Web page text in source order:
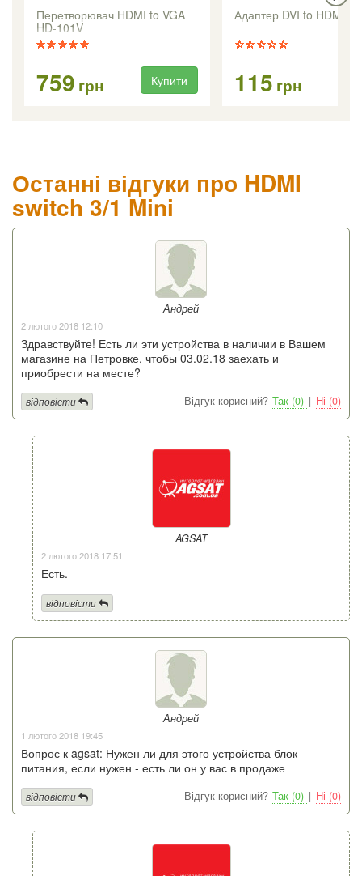
Перетворювач HDMI to VGA
HD-101V
759 грн Купити
Адаптер DVI to HDMI
115 грн
Останні відгуки про HDMI
switch 3/1 Mini
Андрей
2 лютого 2018 12:10
Здравствуйте! Есть ли эти устройства в наличии в Вашем
магазине на Петровке, чтобы 03.02.18 заехать и
приобрести на месте?
Відгук корисний? Так (0) | Ні (0)
відповісти
AGSAT
2 лютого 2018 17:51
Есть.
відповісти
Андрей
1 лютого 2018 19:45
Вопрос к agsat: Нужен ли для этого устройства блок
питания, если нужен - есть ли он у вас в продаже
Відгук корисний? Так (0) | Ні (0)
відповісти